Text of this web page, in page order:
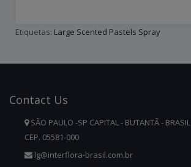
Etiquetas: Large Scented Pastels Spray
Contact Us
SÃO PAULO -SP CAPITAL - BUTANTÃ - BRASIL
CEP. 05581-000
lg@interflora-brasil.com.br